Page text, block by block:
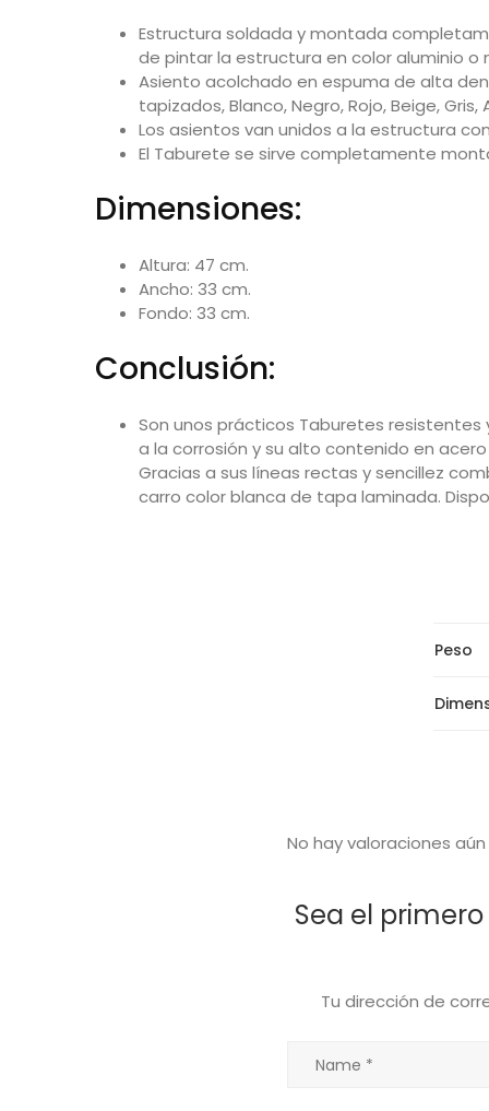
Estructura soldada y montada
de pintar la estructura en color aluminio
Asiento acolchado en espuma de alta
tapizados, Blanco, Negro, Rojo, Beige,
Los asientos van unidos a la estructura
El Taburete se sirve completamente
Dimensiones:
Altura: 47 cm.
Ancho: 33 cm.
Fondo: 33 cm.
Conclusión:
Son unos prácticos Taburetes
a la corrosión y su alto contenido en
Gracias a sus líneas rectas y sencillez
carro color blanca de tapa laminada.
Peso
No hay valoraciones
Sea el
Tu dirección de